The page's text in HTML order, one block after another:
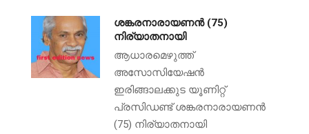
ശങ്കരനാരായണൻ (75)
നിര്യാതനായി
ആധാരമെഴുത്ത്
അസോസിയേഷൻ
ഇരിങ്ങാലക്കുട യൂണിറ്റ്
പ്രസിഡണ്ട് ശങ്കരനാരായണൻ
(75) നിര്യാതനായി